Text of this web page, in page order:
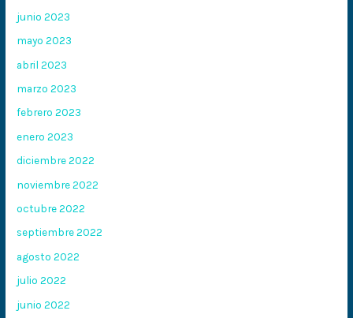
junio 2023
mayo 2023
abril 2023
marzo 2023
febrero 2023
enero 2023
diciembre 2022
noviembre 2022
octubre 2022
septiembre 2022
agosto 2022
julio 2022
junio 2022